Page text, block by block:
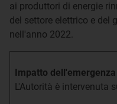
ai produttori di energie
del settore elettrico e del
nell'anno 2022.
Impatto
L'Autorità è intervenuta